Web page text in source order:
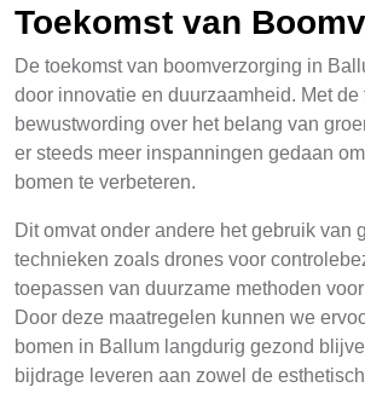
Toekomst van
De toekomst van boomverzorging in
door innovatie en duurzaamheid. Met de
bewustwording over het belang van
er steeds meer inspanningen gedaan
bomen te verbeteren.
Dit omvat onder andere het gebruik van
technieken zoals drones voor
toepassen van duurzame methoden
Door deze maatregelen kunnen we
bomen in Ballum langdurig gezond
bijdrage leveren aan zowel de